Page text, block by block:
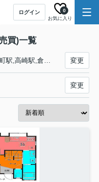
ログイン
お気に入り
0
買)一覧
変更
変更